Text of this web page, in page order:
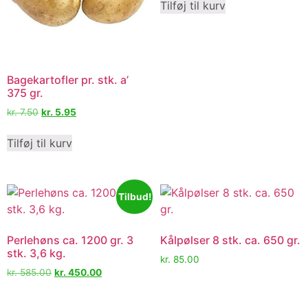
Bagekartofler pr. stk. a’
375 gr.
kr.7.50 kr. 5.95
Tilføj til kurv
Tilføj til kurv
Tilbud!
Perlehøns ca. 1200 gr. 3
stk. 3,6 kg.
kr.585.00 kr. 450.00
Kålpølser 8 stk. ca. 650 gr.
kr. 85.00